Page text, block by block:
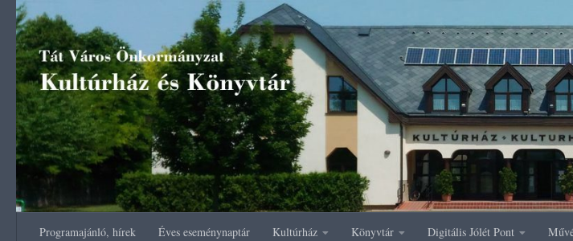
Skip to content
Programajánló, hírek Éves eseménynaptár Kultúrház Könyvtár Digitális Jólét Pont